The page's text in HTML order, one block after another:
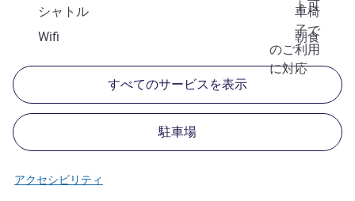
ト可
シャトル
車椅
子で
のご利用
に対応
Wifi 朝食
すべてのサービスを表示
駐車場
アクセシビリティ